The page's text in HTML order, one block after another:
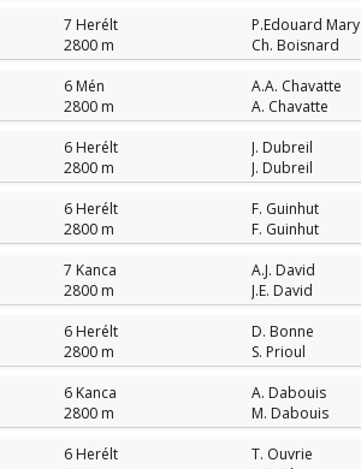
7 Herélt
2800 m
P.Edouard Mary
Ch. Boisnard
6 Mén
2800 m
A.A. Chavatte
A. Chavatte
6 Herélt
2800 m
J. Dubreil
J. Dubreil
6 Herélt
2800 m
F. Guinhut
F. Guinhut
7 Kanca
2800 m
A.J. David
J.E. David
6 Herélt
2800 m
D. Bonne
S. Prioul
6 Kanca
2800 m
A. Dabouis
M. Dabouis
6 Herélt
T. Ouvrie